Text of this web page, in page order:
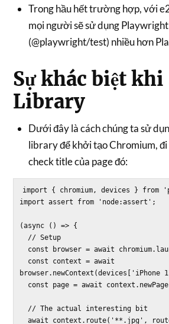
Trong hầu hết trường hợp, với
mọi người sẽ sử dụng
(@playwright/test) nhiều hơn
Sự khác biệt khi
Library
Dưới đây là cách chúng ta sử
library để khởi tạo Chromium,
check title của page đó:
import { chromium, devices } from
import assert from 'node:assert';
(async () => {
browser.newContext(devices['iPhone
  await context.route('**.jpg', route =>